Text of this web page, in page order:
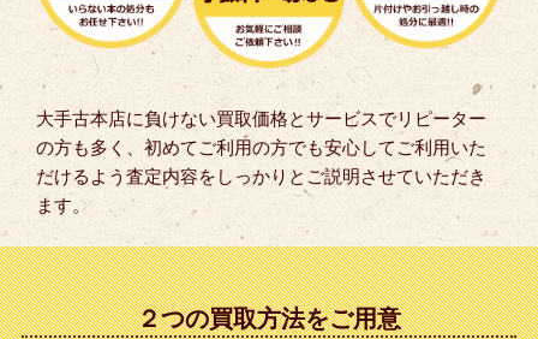
大手古本店に負けない買取価格とサービスでリピーター
の方も多く、初めてご利用の方でも安心してご利用いた
だけるよう査定内容をしっかりとご説明させていただき
ます。
２つの買取方法をご用意